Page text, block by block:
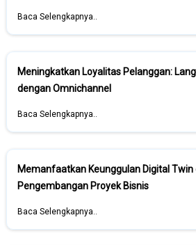
Baca Selengkapnya..
Meningkatkan Loyalitas Pelanggan:
dengan Omnichannel
Baca Selengkapnya..
Memanfaatkan Keunggulan Digital
Pengembangan Proyek Bisnis
Baca Selengkapnya..